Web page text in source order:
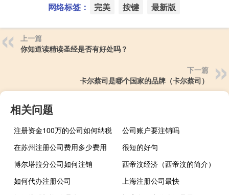
网络标签： 完美 按键 最新版
上一篇
你知道读精读圣经是否有好处吗？
下一篇
卡尔蔡司是哪个国家的品牌（卡尔蔡司）
相关问题
注册资金100万的公司如何纳税
公司账户要注销吗
在苏州注册公司费用多少费用
很短的好句
博尔塔拉分公司如何注销
西帝汶经济（西帝汶的简介）
如何代办注册公司
上海注册公司最快